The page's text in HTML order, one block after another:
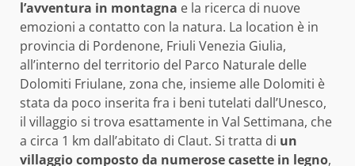
l’avventura in montagna e la ricerca di nuove
emozioni a contatto con la natura. La location è in
provincia di Pordenone, Friuli Venezia Giulia,
all’interno del territorio del Parco Naturale delle
Dolomiti Friulane, zona che, insieme alle Dolomiti è
stata da poco inserita fra i beni tutelati dall’Unesco,
il villaggio si trova esattamente in Val Settimana, che
a circa 1 km dall’abitato di Claut. Si tratta di un
villaggio composto da numerose casette in legno,